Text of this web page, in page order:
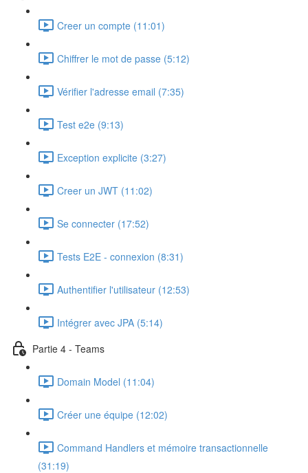
Creer un compte (11:01)
Chiffrer le mot de passe (5:12)
Vérifier l'adresse email (7:35)
Test e2e (9:13)
Exception explicite (3:27)
Creer un JWT (11:02)
Se connecter (17:52)
Tests E2E - connexion (8:31)
Authentifier l'utilisateur (12:53)
Intégrer avec JPA (5:14)
Partie 4 - Teams
Domain Model (11:04)
Créer une équipe (12:02)
Command Handlers et mémoire transactionnelle
(31:19)